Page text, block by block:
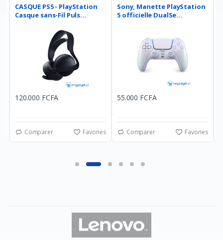
CASQUE PS5 - PlayStation
Casque sans-Fil Puls...
120.000 FCFA
Comparer Favories
Sony, Manette PlayStation
5 officielle DualSe...
55.000 FCFA
Comparer Favories